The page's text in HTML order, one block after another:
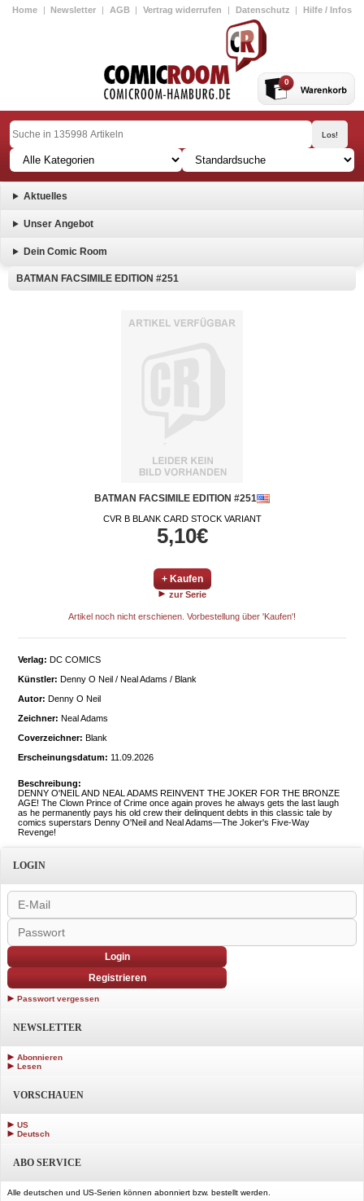
Home | Newsletter | AGB | Vertrag widerrufen | Datenschutz | Hilfe / Infos
0
Aktuelles
Unser Angebot
Dein Comic Room
BATMAN FACSIMILE EDITION #251
BATMAN FACSIMILE EDITION #251
CVR B BLANK CARD STOCK VARIANT
5,10€
+ Kaufen
zur Serie
Artikel noch nicht erschienen. Vorbestellung über 'Kaufen'!
Verlag: DC COMICS
Künstler: Denny O Neil / Neal Adams / Blank
Autor: Denny O Neil
Zeichner: Neal Adams
Coverzeichner: Blank
Erscheinungsdatum: 11.09.2026
Beschreibung:
DENNY O'NEIL AND NEAL ADAMS REINVENT THE JOKER FOR THE BRONZE
AGE! The Clown Prince of Crime once again proves he always gets the last laugh
as he permanently pays his old crew their delinquent debts in this classic tale by
comics superstars Denny O'Neil and Neal Adams—The Joker's Five-Way
Revenge!
LOGIN
Login
Registrieren
Passwort vergessen
NEWSLETTER
Abonnieren
Lesen
VORSCHAUEN
US
Deutsch
ABO SERVICE
Alle deutschen und US-Serien können abonniert bzw. bestellt werden.